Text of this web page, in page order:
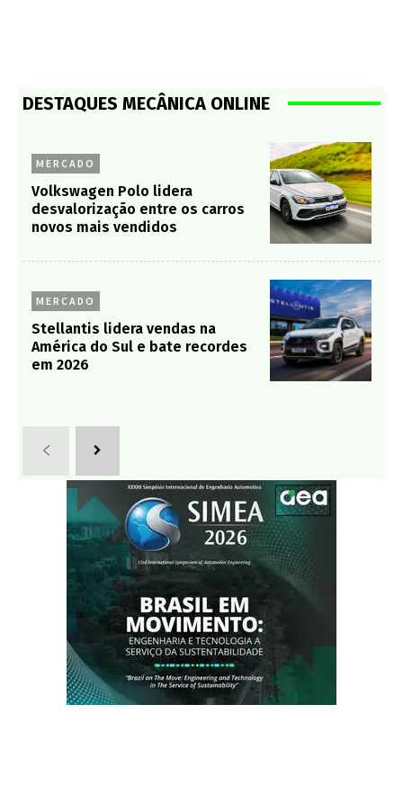
DESTAQUES MECÂNICA ONLINE
MERCADO
Volkswagen Polo lidera
desvalorização entre os carros
novos mais vendidos
MERCADO
Stellantis lidera vendas na
América do Sul e bate recordes
em 2026